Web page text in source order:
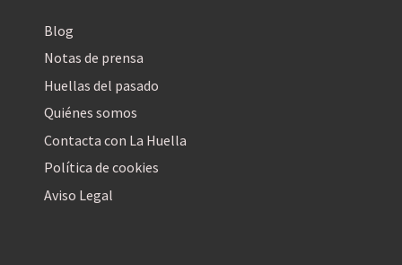
Blog
Notas de prensa
Huellas del pasado
Quiénes somos
Contacta con La Huella
Política de cookies
Aviso Legal